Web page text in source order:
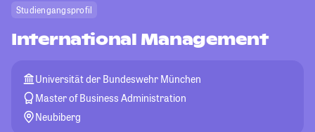
Studiengangsprofil
International Management
Universität der Bundeswehr München
Master of Business Administration
Neubiberg